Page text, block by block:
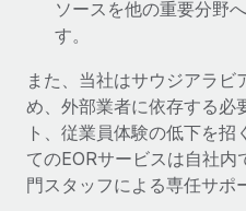
ソースを他の重要分野
す。
また、当社はサウジアラビ
め、外部業者に依存する必
ト、従業員体験の低下を
てのEORサービスは自社
門スタッフによる専任サポ